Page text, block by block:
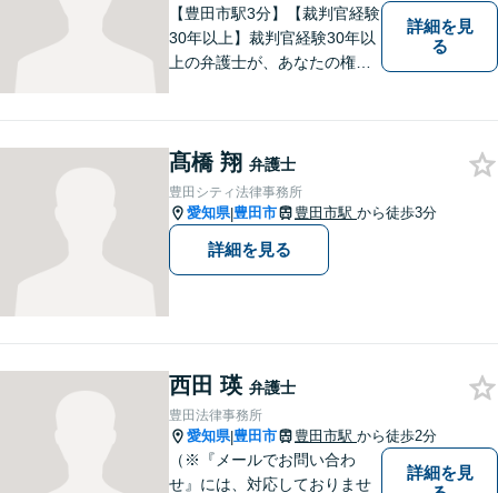
しております。
【豊田市駅3分】【裁判官経験
30年以上】裁判官経験30年以
上の弁護士が、あなたの権利
問題、税務訴訟、行政事件で
悩んでいる方はお気軽にご相
談ください。
詳細を見
る
髙橋 翔 弁護士
豊田シティ法律事務所
愛知県|豊田市 豊田市駅 から徒歩3分
詳細を見る
西田 瑛 弁護士
豊田法律事務所
愛知県|豊田市 豊田市駅 から徒歩2分
（※『メールでお問い合わ
せ』には、対応しておりませ
詳細を見